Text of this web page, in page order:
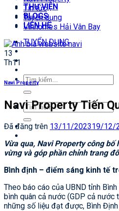
THƯ VIỆN
BLOGS
LIÊN HỆ
TUYỂN DỤNG
Tìm
kiếm:
Tìm
kiếm:
Tin tức
Tuyển dụng
Vinhomes Hải Vân Bay
13
Th11
Navi Property
Navi Property Tiến
Đã đăng trên 13/11/202319/12/
Vừa qua, Navi Property công
vừng và góp phần chỉnh trang
Bình định – điểm sáng kinh tế
Theo báo cáo của UBND tỉnh
bình quân cả nước (GDP cả
những số liệu đạt được, Bình